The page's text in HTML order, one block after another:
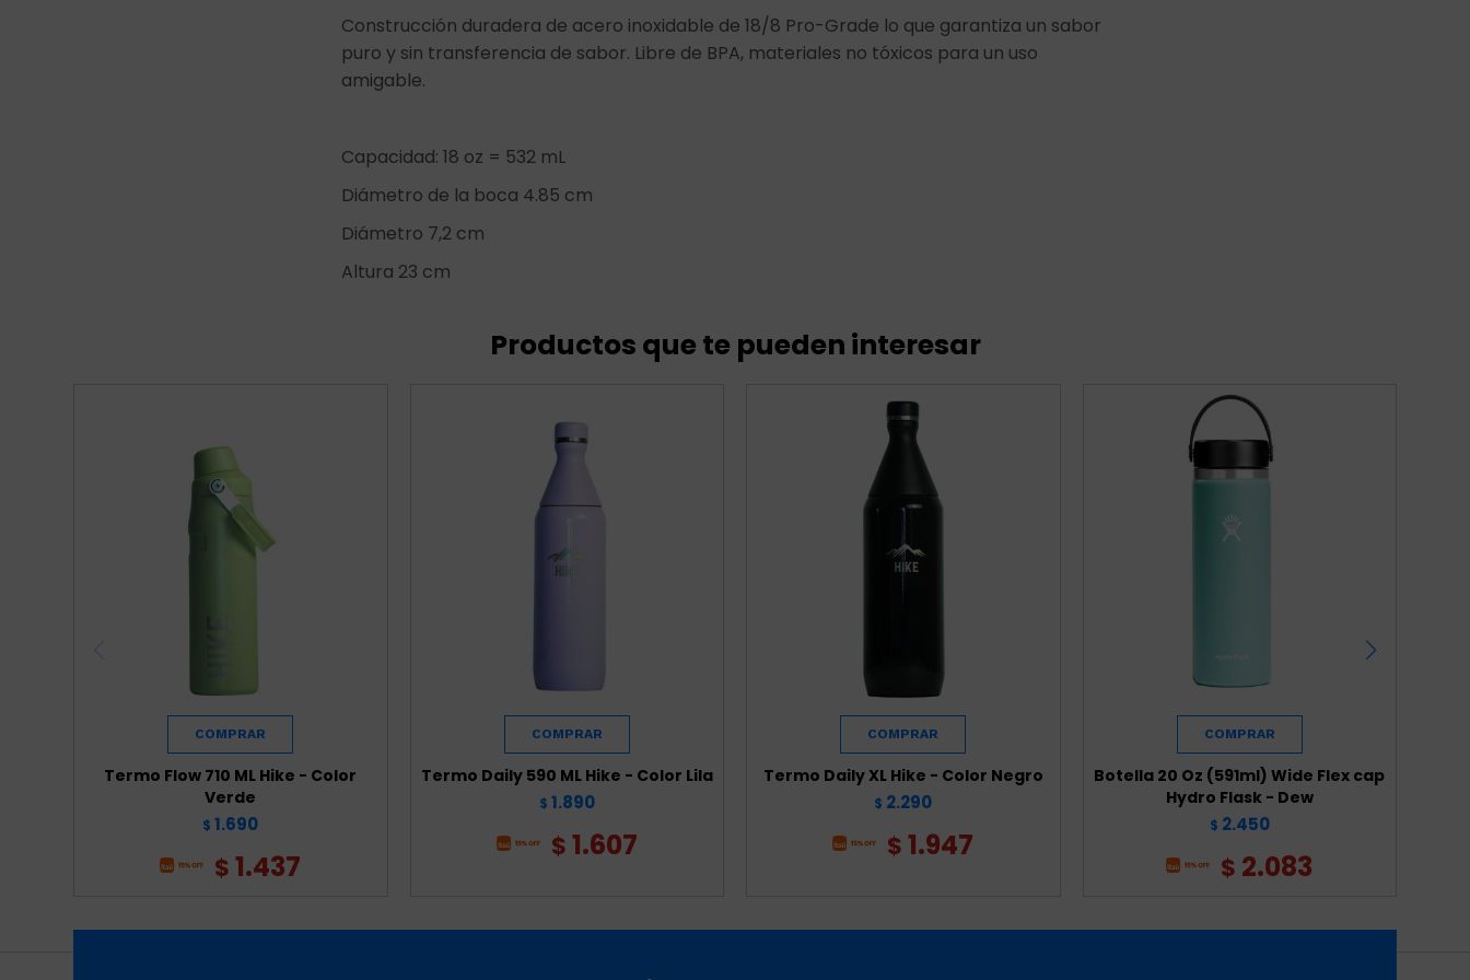
Construcción duradera de acero inoxidable de 18/8 Pro-Grade lo que garantiza un sabor
puro y sin transferencia de sabor. Libre de BPA, materiales no tóxicos para un uso
amigable.
Capacidad: 18 oz = 532 mL
Diámetro de la boca 4.85 cm
Diámetro 7,2 cm
Altura 23 cm
Productos que te pueden interesar
Termo Flow 710 ML Hike - Color
Verde
$ 1.690
$ 1.437
Termo Daily 590 ML Hike - Color Lila
$ 1.890
$1.607
Termo Daily XL Hike - Color Negro
$ 2.290
$ 1.947
Botella 20 Oz (591ml) Wide Flex cap
Hydro Flask - Dew
$ 2.450
$ 2.083